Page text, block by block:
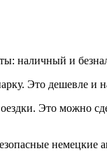
наличный и
Это дешевле и
Это можно
немецкие